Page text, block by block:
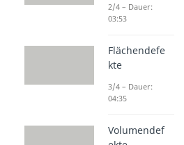
2/4 – Dauer:
03:53
Flächendefe
kte
3/4 – Dauer:
04:35
Volumendef